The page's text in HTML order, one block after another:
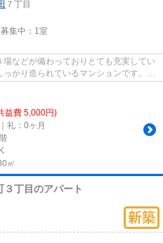
７丁目
集中： 1室
などが備わっておりとても充実してい
かり造られているマンションです。こ
益費 5,000円)
礼：0ヶ月
㎡
丁目のアパート